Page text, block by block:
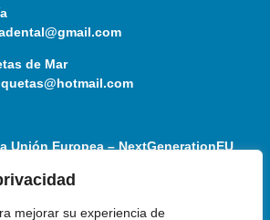
mejorar su experiencia de
de Mar
Unión Europea – NextGenerationEU